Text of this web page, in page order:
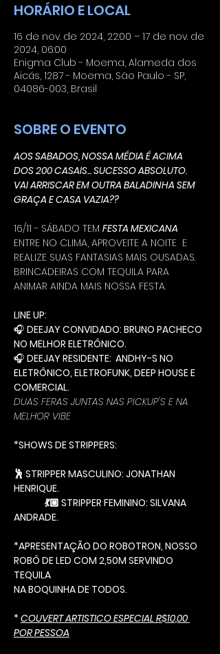
HORÁRIO E LOCAL
16 de nov. de 2024, 22:00 – 17 de nov. de
2024, 06:00
Enigma Club - Moema, Alameda dos
Aicás, 1287 - Moema, São Paulo - SP,
04086-003, Brasil
SOBRE O EVENTO
AOS SABADOS, NOSSA MÉDIA É ACIMA
DOS 200 CASAIS... SUCESSO ABSOLUTO.
VAI ARRISCAR EM OUTRA BALADINHA SEM
GRAÇA E CASA VAZIA??
16/11 - SÁBADO TEM FESTA MEXICANA
ENTRE NO CLIMA, APROVEITE A NOITE  E
REALIZE SUAS FANTASIAS MAIS OUSADAS.
BRINCADEIRAS COM TEQUILA PARA
ANIMAR AINDA MAIS NOSSA FESTA.
LINE UP:
🎧 DEEJAY CONVIDADO: BRUNO PACHECO
NO MELHOR ELETRÔNICO.
🎧 DEEJAY RESIDENTE:  ANDHY-S NO
ELETRÔNICO, ELETROFUNK, DEEP HOUSE E
COMERCIAL.
DUAS FERAS JUNTAS NAS PICKUP'S E NA
MELHOR VIBE
*SHOWS DE STRIPPERS:
🕺 STRIPPER MASCULINO: JONATHAN
HENRIQUE.
💃🏼 STRIPPER FEMININO: SILVANA
ANDRADE.
*APRESENTAÇÃO DO ROBOTRON, NOSSO
ROBÔ DE LED COM 2,50M SERVINDO
TEQUILA
NA BOQUINHA DE TODOS.
* COUVERT ARTISTICO ESPECIAL R$10,00
POR PESSOA